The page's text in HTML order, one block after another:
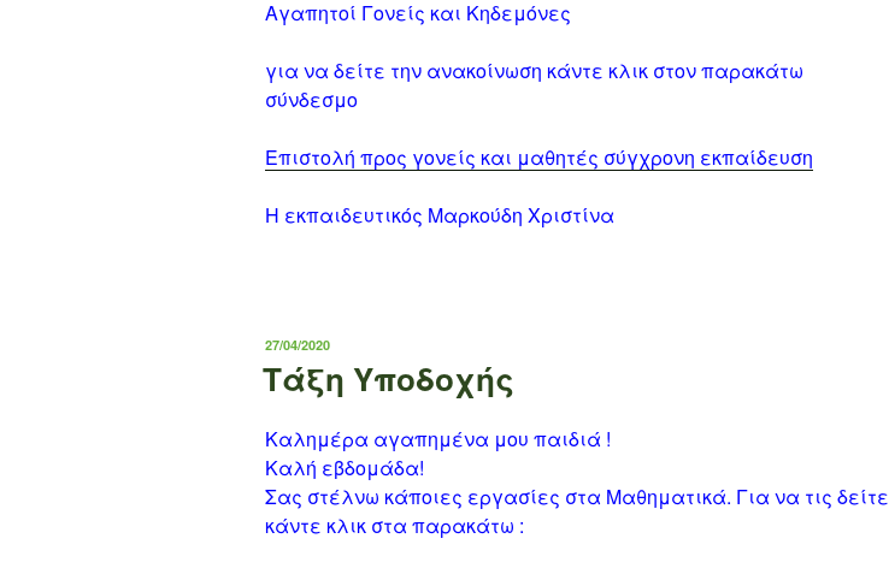
Αγαπητοί Γονείς και Κηδεμόνες
για να δείτε την ανακοίνωση κάντε κλικ στον παρακάτω
σύνδεσμο
Επιστολή προς γονείς και μαθητές σύγχρονη εκπαίδευση
Η εκπαιδευτικός Μαρκούδη Χριστίνα
ΔΗΜΟΣΙΕΎΤΗΚΕ
27/04/2020
Τάξη Υποδοχής
Καλημέρα αγαπημένα μου παιδιά !
Καλή εβδομάδα!
Σας στέλνω κάποιες εργασίες στα Μαθηματικά. Για να τις δείτε
κάντε κλικ στα παρακάτω :